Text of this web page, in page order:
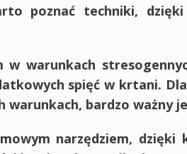
poznać techniki,
w warunkach
spięć w krtani.
warunkach, bardzo ważny
narzędziem,